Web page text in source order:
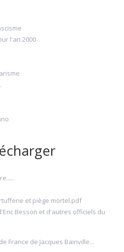
l'an 2000
et piège mortel.pdf
Besson et d'autres officiels du
France de Jacques Bainville...